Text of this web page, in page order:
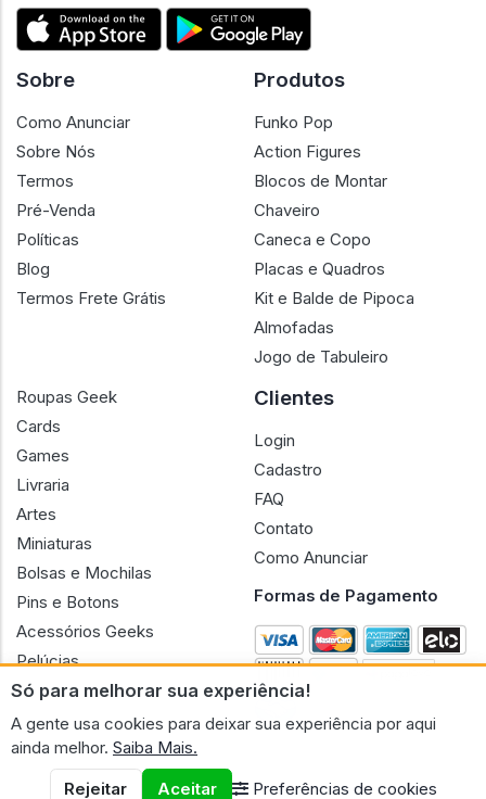
Só para melhorar sua experiência!
A gente usa cookies para deixar sua experiência por aqui
ainda melhor. Saiba Mais.
Rejeitar
Aceitar Preferências de cookies
Sobre
Como Anunciar
Sobre Nós
Termos
Pré-Venda
Políticas
Blog
Termos Frete Grátis
Produtos
Funko Pop
Action Figures
Blocos de Montar
Chaveiro
Caneca e Copo
Placas e Quadros
Kit e Balde de Pipoca
Almofadas
Jogo de Tabuleiro
Roupas Geek
Cards
Games
Livraria
Artes
Miniaturas
Bolsas e Mochilas
Pins e Botons
Acessórios Geeks
Pelúcias
Bonecas
Clientes
Login
Cadastro
FAQ
Contato
Como Anunciar
Formas de Pagamento